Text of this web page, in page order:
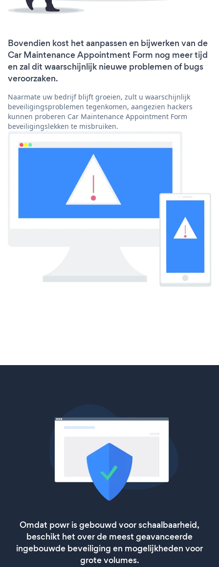
Bovendien kost het aanpassen en bijwerken van de
Car Maintenance Appointment Form nog meer tijd
en zal dit waarschijnlijk nieuwe problemen of bugs
veroorzaken.
Naarmate uw bedrijf blijft groeien, zult u waarschijnlijk
beveiligingsproblemen tegenkomen, aangezien hackers
kunnen proberen Car Maintenance Appointment Form
beveiligingslekken te misbruiken.
Omdat powr is gebouwd voor schaalbaarheid,
beschikt het over de meest geavanceerde
ingebouwde beveiliging en mogelijkheden voor
grote volumes.